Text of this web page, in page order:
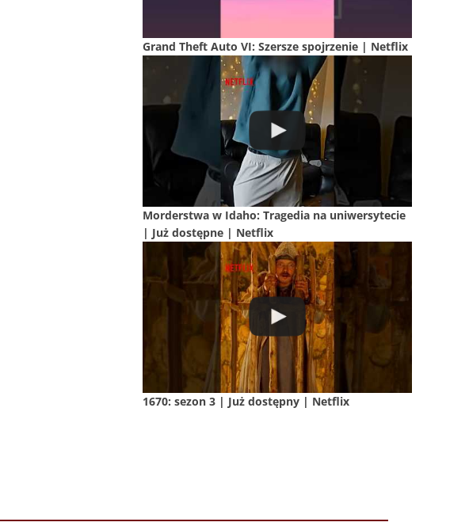
Grand Theft Auto VI: Szersze spojrzenie | Netflix
Morderstwa w Idaho: Tragedia na uniwersytecie
| Już dostępne | Netflix
1670: sezon 3 | Już dostępny | Netflix